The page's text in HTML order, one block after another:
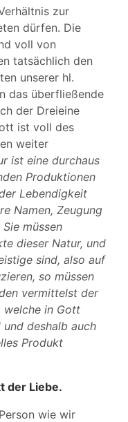
zur
dürfen. Die
voll von
tatsächlich den
unserer hl.
das überfließende
der Dreieine
ist voll des
weiter
ist eine durchaus
Produktionen
Lebendigkeit
Namen, Zeugung
müssen
dieser Natur, und
sind, also auf
so müssen
vermittelst der
welche in Gott
deshalb auch
Produkt
der Liebe.
Person wie wir